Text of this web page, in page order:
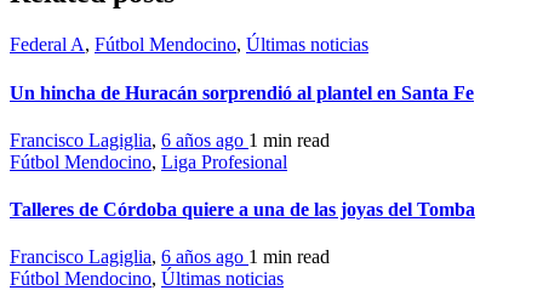
Federal A, Fútbol Mendocino, Últimas noticias
Un hincha de Huracán sorprendió al plantel en Santa Fe
Francisco Lagiglia, 6 años ago 1 min read
Fútbol Mendocino, Liga Profesional
Talleres de Córdoba quiere a una de las joyas del Tomba
Francisco Lagiglia, 6 años ago 1 min read
Fútbol Mendocino, Últimas noticias